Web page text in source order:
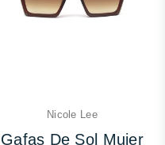
Nicole Lee
Gafas De Sol Mujer